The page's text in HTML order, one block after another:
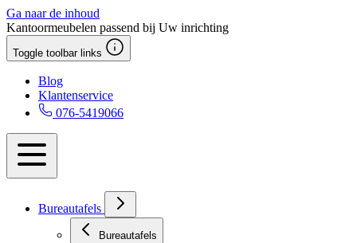
Ga naar de inhoud
Kantoormeubelen passend bij Uw inrichting
Toggle toolbar links
Blog
Klantenservice
076-5419066
Bureautafels
Bureautafels